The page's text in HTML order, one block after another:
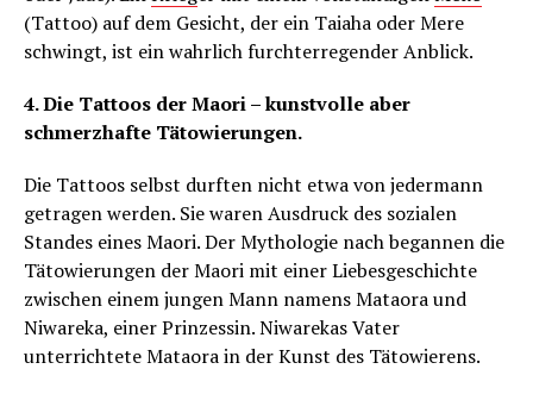
(Tattoo) auf dem Gesicht, der ein Taiaha oder Mere
schwingt, ist ein wahrlich furchterregender Anblick.
4. Die Tattoos der Maori – kunstvolle aber
schmerzhafte Tätowierungen.
Die Tattoos selbst durften nicht etwa von jedermann
getragen werden. Sie waren Ausdruck des sozialen
Standes eines Maori. Der Mythologie nach begannen die
Tätowierungen der Maori mit einer Liebesgeschichte
zwischen einem jungen Mann namens Mataora und
Niwareka, einer Prinzessin. Niwarekas Vater
unterrichtete Mataora in der Kunst des Tätowierens.